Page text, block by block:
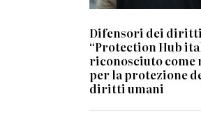
Difensori dei
“Protection Hub
riconosciuto come
per la protezione
diritti umani